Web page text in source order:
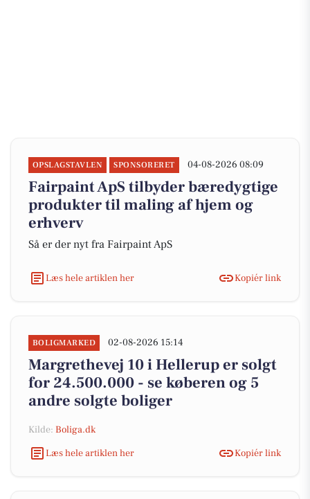
OPSLAGSTAVLEN SPONSORERET 04-08-2026 08:09
Fairpaint ApS tilbyder bæredygtige
produkter til maling af hjem og
erhverv
Så er der nyt fra Fairpaint ApS
Læs hele artiklen her Kopiér link
BOLIGMARKED 02-08-2026 15:14
Margrethevej 10 i Hellerup er solgt
for 24.500.000 - se køberen og 5
andre solgte boliger
Kilde: Boliga.dk
Læs hele artiklen her
Kopiér link